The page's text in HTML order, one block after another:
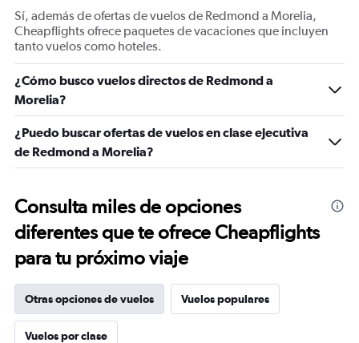
Sí, además de ofertas de vuelos de Redmond a Morelia,
Cheapflights ofrece paquetes de vacaciones que incluyen
tanto vuelos como hoteles.
¿Cómo busco vuelos directos de Redmond a
Morelia?
¿Puedo buscar ofertas de vuelos en clase ejecutiva
de Redmond a Morelia?
Consulta miles de opciones
diferentes que te ofrece Cheapflights
para tu próximo viaje
Otras opciones de vuelos Vuelos populares
Vuelos por clase